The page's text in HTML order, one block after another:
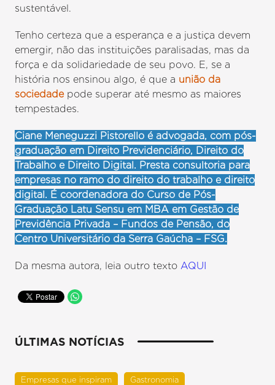
sustentável.
Tenho certeza que a esperança e a justiça devem
emergir, não das instituições paralisadas, mas da
força e da solidariedade de seu povo. E, se a
história nos ensinou algo, é que a união da
sociedadepode superar até mesmo as maiores
tempestades.
Ciane Meneguzzi Pistorello é advogada, com pós-
graduação em Direito Previdenciário, Direito do
Trabalho e Direito Digital. Presta consultoria para
empresas no ramo do direito do trabalho e direito
digital. É coordenadora do Curso de Pós-
Graduação Latu Sensu em MBA em Gestão de
Previdência Privada – Fundos de Pensão, do
Centro Universitário da Serra Gaúcha – FSG.
Da mesma autora, leia outro textoAQUI
ÚLTIMAS NOTÍCIAS
Empresas que inspiram Gastronomia